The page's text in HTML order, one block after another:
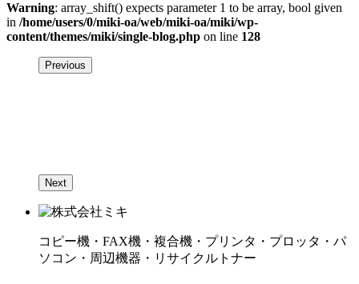
Warning: array_shift() expects parameter 1 to be array, bool given
in /home/users/0/miki-oa/web/miki-oa/miki/wp-
content/themes/miki/single-blog.php on line 128
Previous
Next
コピー機・FAX機・複合機・プリンタ・プロッタ・パ
ソコン・周辺機器・リサイクルトナー